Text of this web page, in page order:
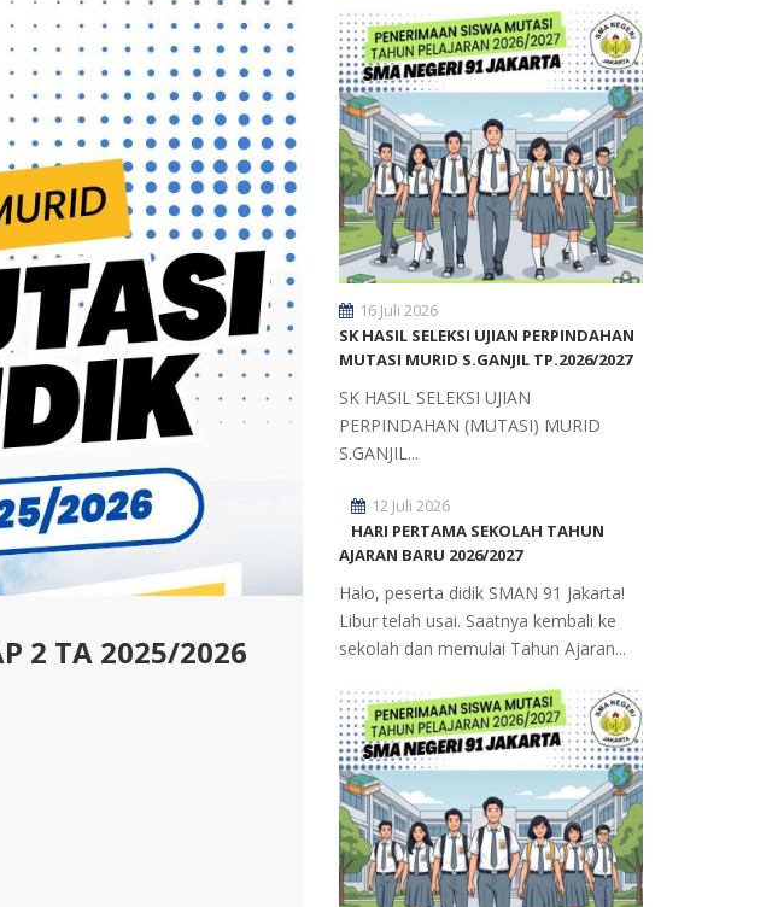
2 TA 2025/2026
16 Juli 2026
SK HASIL SELEKSI UJIAN PERPINDAHAN
MUTASI MURID S.GANJIL TP.2026/2027
SK HASIL SELEKSI UJIAN
PERPINDAHAN (MUTASI) MURID
S.GANJIL...
12 Juli 2026
HARI PERTAMA SEKOLAH TAHUN
AJARAN BARU 2026/2027
Halo, peserta didik SMAN 91 Jakarta!
Libur telah usai. Saatnya kembali ke
sekolah dan memulai Tahun Ajaran...